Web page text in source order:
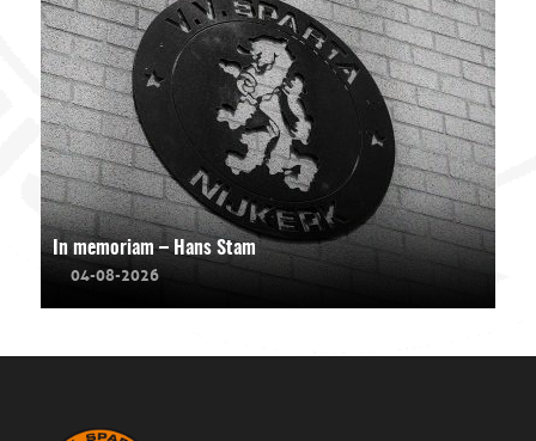
In memoriam – Hans Stam
04-08-2026